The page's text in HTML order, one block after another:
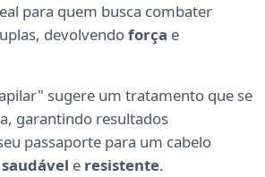
para quem busca combater
devolvendoforça e
sugere um tratamento que se
garantindo resultados
passaporte para um cabelo
saudável e resistente.